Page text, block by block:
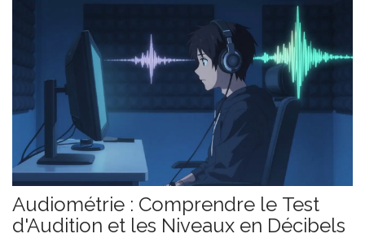
Audiométrie : Comprendre le Test
d'Audition et les Niveaux en Décibels